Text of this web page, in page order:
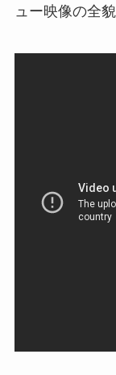
ュー映像の全